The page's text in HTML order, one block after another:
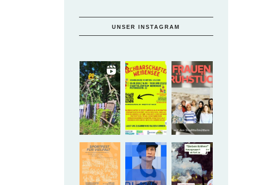
UNSER INSTAGRAM